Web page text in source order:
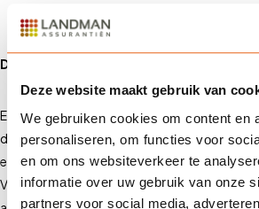
Deze website maakt gebruik van
We gebruiken cookies om content en
personaliseren, om functies voor
en om ons websiteverkeer te
informatie over uw gebruik van onze
partners voor social media,
Denk breder dan je hypotheek
Een overlijdensrisicoverzekering is er niet
dekken. Het is een vangnet dat jouw gezin,
erfgenamen beschermt tegen onverwachte
Voor een klein bedrag per maand koop je veel